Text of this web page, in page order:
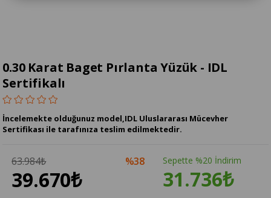
0.30 Karat Baget Pırlanta Yüzük - IDL
Sertifikalı
İncelemekte olduğunuz model,IDL Uluslararası Mücevher
Sertifikası ile tarafınıza teslim edilmektedir.
63.984₺
39.670₺
38 Sepette %20 İndirim
31.736₺